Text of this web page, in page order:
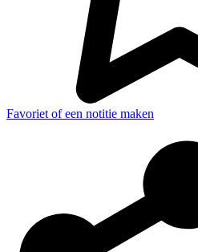
Favoriet of een notitie maken